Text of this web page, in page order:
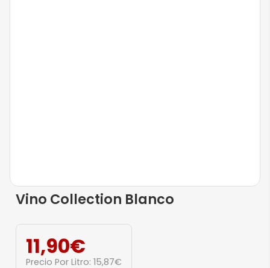
Vino Collection Blanco
11,90€
Precio Por Litro: 15,87€